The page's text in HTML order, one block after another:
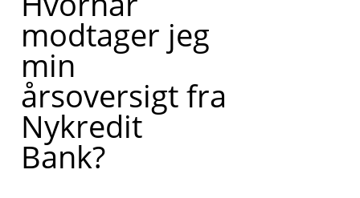
modtager jeg
min
årsoversigt fra
Nykredit
Bank?